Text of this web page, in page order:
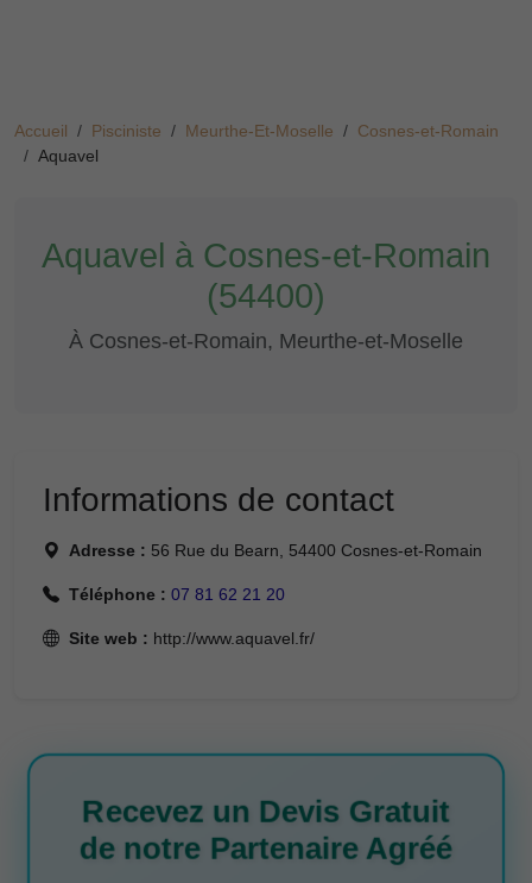
Accueil Pisciniste Meurthe-Et-Moselle
Cosnes-et-Romain
Aquavel
Aquavel à Cosnes-et-Romain
(54400)
À Cosnes-et-Romain, Meurthe-et-Moselle
Informations de contact
Adresse : 56 Rue du Bearn, 54400 Cosnes-et-Romain
Téléphone : 07 81 62 21 20
Site web : http://www.aquavel.fr/
Recevez un Devis Gratuit
de notre Partenaire Agréé